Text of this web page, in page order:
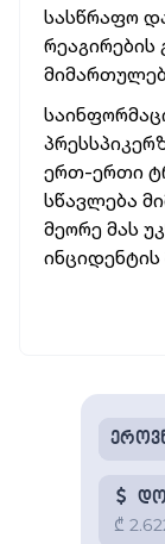
სასწრაფო
ერთ-ერთი
სწავლება
მეორე მას